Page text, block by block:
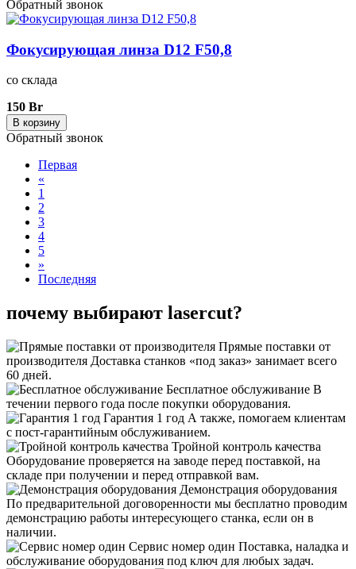
Обратный звонок
Фокусирующая линза D12 F50,8
со склада
150 Br
В корзину
Обратный звонок
Первая
«
1
2
3
4
5
»
Последняя
почему выбирают lasercut?
Прямые поставки от
производителя Доставка станков «под заказ» занимает всего
60 дней.
Бесплатное обслуживание В
течении первого года после покупки оборудования.
Гарантия 1 год А также, помогаем клиентам
с пост-гарантийным обслуживанием.
Тройной контроль качества
Оборудование проверяется на заводе перед поставкой, на
складе при получении и перед отправкой вам.
Демонстрация оборудования
По предварительной договоренности мы бесплатно проводим
демонстрацию работы интересующего станка, если он в
наличии.
Сервис номер один Поставка, наладка и
обслуживание оборудования под ключ для любых задач.